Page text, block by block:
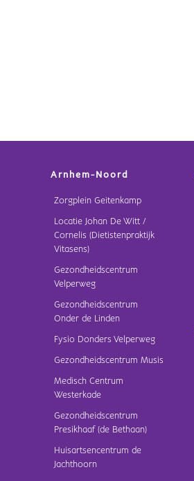
Arnhem-Noord
Zorgplein Geitenkamp
Locatie Johan De Witt /
Cornelis (Dietistenpraktijk
Vitasens)
Gezondheidscentrum
Velperweg
Gezondheidscentrum
Onder de Linden
Fysio Donders Velperweg
Gezondheidscentrum Musis
Medisch Centrum
Westerkade
Gezondheidscentrum
Presikhaaf (de Bethaan)
Huisartsencentrum de
Jachthoorn